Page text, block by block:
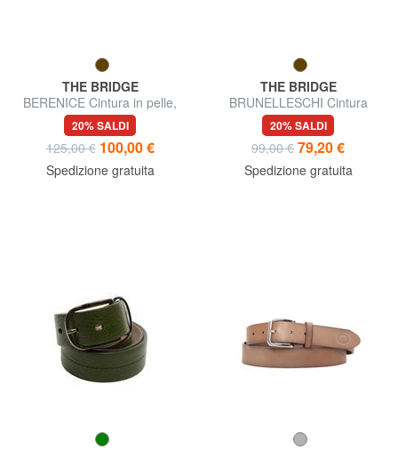
THE BRIDGE
BERENICE Cintura in pelle,
accorciabile su misura
20% SALDI
125,00 € 100,00 €
Spedizione gratuita
THE BRIDGE
BRUNELLESCHI Cintura
classica in pelle, accorciabile
20% SALDI
99,00 € 79,20 €
Spedizione gratuita